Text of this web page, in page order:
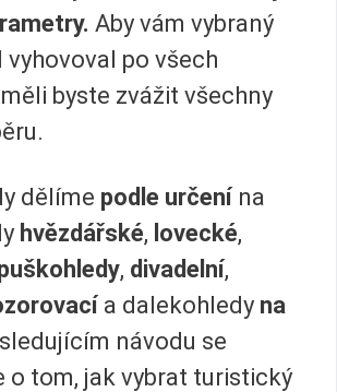
Aby vám vybraný
po všech
byste zvážit všechny
dělíme podle určenína
hvězdářské, lovecké,
, divadelní,
a dalekohledy na
návodu se
o tom, jak vybrat turistický